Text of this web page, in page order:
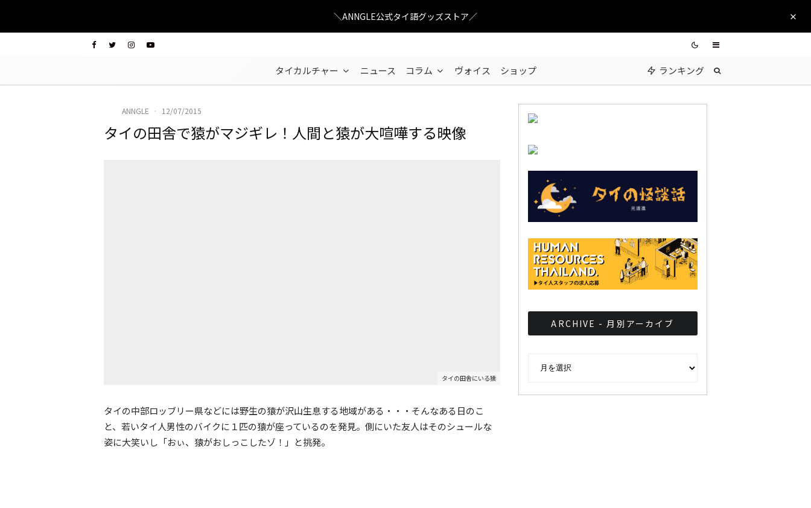
＼ANNGLE公式タイ語グッズストア／
タイカルチャー ニュース コラム ヴォイス ショップ ランキング
ANNGLE · 12/07/2015
タイの田舎で猿がマジギレ！人間と猿が大喧嘩する映像
タイの田舎にいる猿
タイの中部ロッブリー県などには野生の猿が沢山生息する地域がある・・・そんなある日のこ
と、若いタイ人男性のバイクに１匹の猿が座っているのを発見。側にいた友人はそのシュールな
姿に大笑いし「おぃ、猿がおしっこしたゾ！」と挑発。
ARCHIVE - 月別アーカイブ
ARCHIVE - 月別アーカイブ